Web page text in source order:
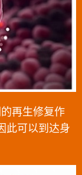
再生修复作
此可以到达身